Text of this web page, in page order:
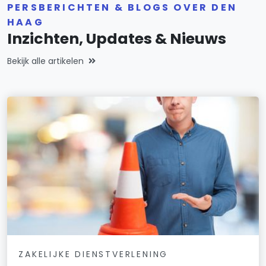
PERSBERICHTEN & BLOGS OVER DEN
HAAG
Inzichten, Updates & Nieuws
Bekijk alle artikelen
ZAKELIJKE DIENSTVERLENING